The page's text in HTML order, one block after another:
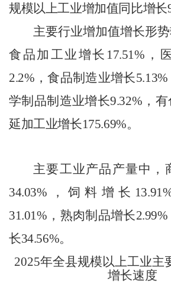
规模以上工业增加值同比增长
主要行业增加值增长形
食品加工业增长 17.51% ，
2.2% ，食品制造业增长5.13%
学制品制造业增长9.32% ，
延加工业增长175.69%。
主要工业产品产量中，
34.03% ，饲料增长 13.91
31.01% ，熟肉制品增长2.99%
长34.56%。
2025年全县规模以上工业主
增长速度